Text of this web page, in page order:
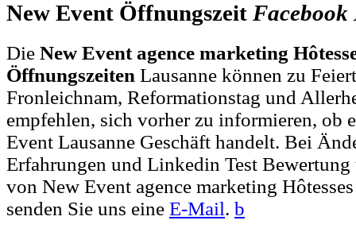
New Event Öffnungszeit Facebook
Die New Event agence marketing
Öffnungszeiten Lausanne können zu
Fronleichnam, Reformationstag und
empfehlen, sich vorher zu informieren, ob
Event Lausanne Geschäft handelt. Bei
Erfahrungen und Linkedin Test
von New Event agence marketing
senden Sie uns eine E-Mail. b